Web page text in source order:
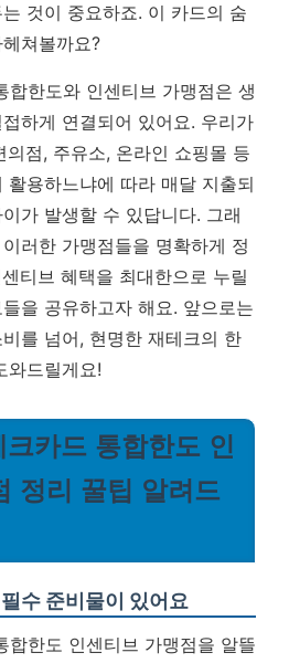
것이 중요하죠. 이 카드의 숨
쳐볼까요?
합한도와 인센티브 가맹점은 생
하게 연결되어 있어요. 우리가
점, 주유소, 온라인 쇼핑몰 등
활용하느냐에 따라 매달 지출되
가 발생할 수 있답니다. 그래
러한 가맹점들을 명확하게 정
티브 혜택을 최대한으로 누릴
을 공유하고자 해요. 앞으로는
를 넘어, 현명한 재테크의 한
와드릴게요!
카드 통합한도 인
정리 꿀팁 알려드
수 준비물이 있어요
합한도 인센티브 가맹점을 알뜰